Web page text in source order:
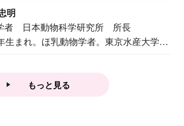
明
者 日本動物科学研究所 所長
生まれ。ほ乳動物学者。東京水産大学卒
もっと見る